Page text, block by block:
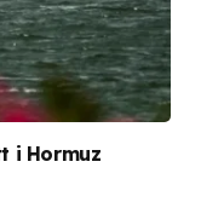
i Hormuz